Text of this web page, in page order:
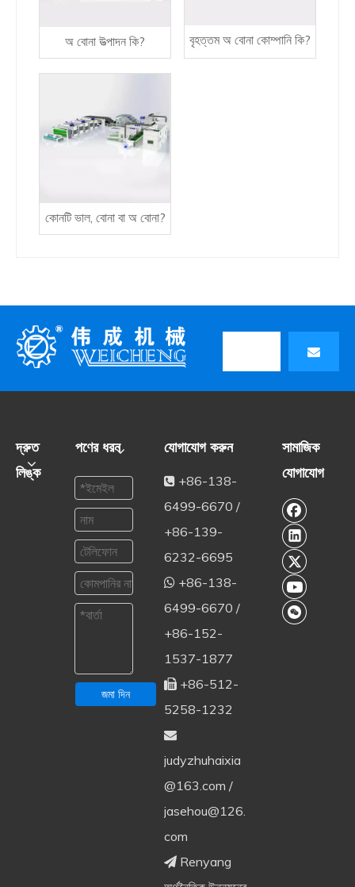
অ বোনা উত্পাদন কি? বৃহত্তম অ বোনা কোম্পানি কি?
কোনটি ভাল, বোনা বা অ বোনা?
দ্রুত
লিঙ্ক
পণের ধরন
জমা দিন
যোগাযোগ করুন
+86-138-
6499-6670 /
+86-139-
6232-6695
 +86-138-
6499-6670 /
+86-152-
1537-1877
+86-512-
5258-1232

judyzhuhaixia
@163.com /
jasehou@126.
com
Renyang
সামাজিক
যোগাযোগ